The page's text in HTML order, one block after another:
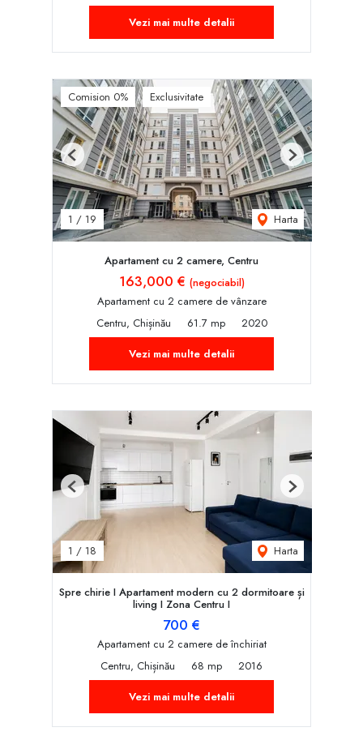
Vezi mai multe detalii
Comision 0% Exclusivitate
1 / 19 Harta
Previous Next
Apartament cu 2 camere, Centru
163,000 € (negociabil)
Apartament cu 2 camere de vânzare
Centru, Chișinău
61.7 mp
2020
Vezi mai multe detalii
1 / 18 Harta
Previous Next
Spre chirie I Apartament modern cu 2 dormitoare și
living I Zona Centru I
700 €
Apartament cu 2 camere de închiriat
Centru, Chișinău
68 mp
2016
Vezi mai multe detalii